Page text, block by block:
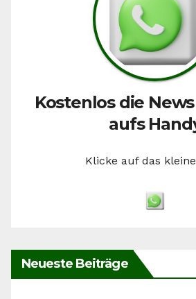
Kostenlos die
aufs
Klicke auf das
Neueste Beiträge